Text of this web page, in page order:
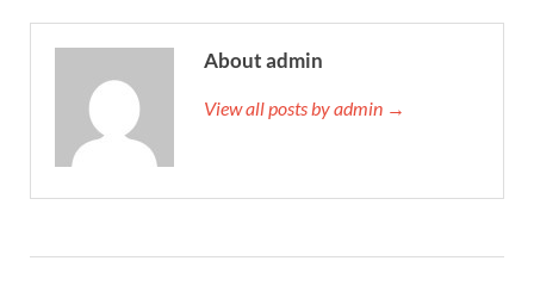
About admin
View all posts by admin →